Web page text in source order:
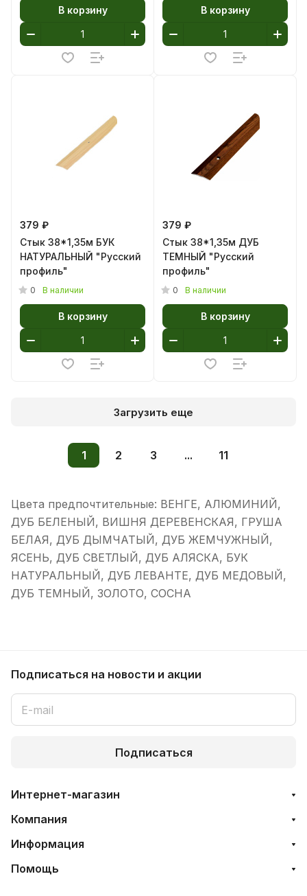
В корзину В корзину
379 ₽
Стык 38*1,35м БУК
НАТУРАЛЬНЫЙ "Русский
профиль"
0 В наличии
В корзину
379 ₽
Стык 38*1,35м ДУБ
ТЕМНЫЙ "Русский
профиль"
0 В наличии
В корзину
Загрузить еще
1 2 3 ... 11
Цвета предпочтительные: ВЕНГЕ, АЛЮМИНИЙ,
ДУБ БЕЛЕНЫЙ, ВИШНЯ ДЕРЕВЕНСКАЯ, ГРУША
БЕЛАЯ, ДУБ ДЫМЧАТЫЙ, ДУБ ЖЕМЧУЖНЫЙ,
ЯСЕНЬ, ДУБ СВЕТЛЫЙ, ДУБ АЛЯСКА, БУК
НАТУРАЛЬНЫЙ, ДУБ ЛЕВАНТЕ, ДУБ МЕДОВЫЙ,
ДУБ ТЕМНЫЙ, ЗОЛОТО, СОСНА
Подписаться на новости и акции
Подписаться
Интернет-магазин
Компания
Информация
Помощь